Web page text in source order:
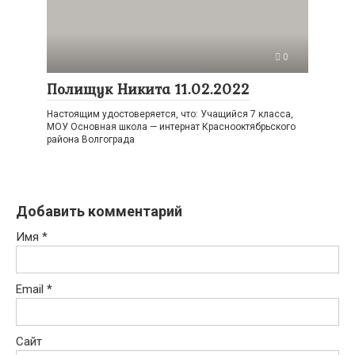
0
Полищук Никита 11.02.2022
Настоящим удостоверяется, что: Учащийся 7 класса,
МОУ Основная школа — интернат Краснооктябрьского
района Волгограда
Добавить комментарий
Имя *
Email *
Сайт